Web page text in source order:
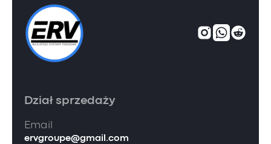
Dział sprzedaży
Email
ervgroupe@gmail.com